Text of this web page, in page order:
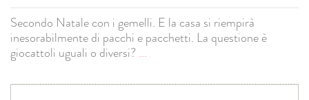
Secondo Natale con i gemelli. E la casa si riempirà
inesorabilmente di pacchi e pacchetti. La questione è
giocattoli uguali o diversi?...